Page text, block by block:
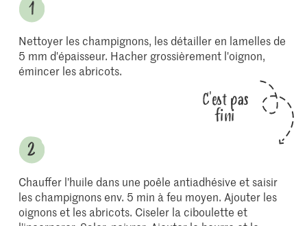
Nettoyer les champignons, les détailler en lamelles de
5 mm d'épaisseur. Hacher grossièrement l'oignon,
émincer les abricots.
C'est pas
fini
Chauffer l'huile dans une poêle antiadhésive et saisir
les champignons env. 5 min à feu moyen. Ajouter les
oignons et les abricots. Ciseler la ciboulette et